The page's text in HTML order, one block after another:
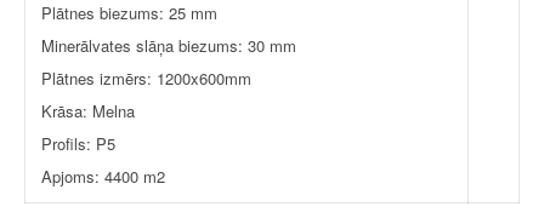
Plātnes biezums: 25 mm
Minerālvates slāņa biezums: 30 mm
Plātnes izmērs: 1200x600mm
Krāsa: Melna
Profils: P5
Apjoms: 4400 m2